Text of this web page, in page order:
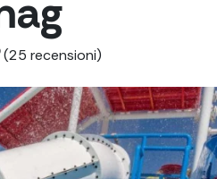
(25 recensioni)